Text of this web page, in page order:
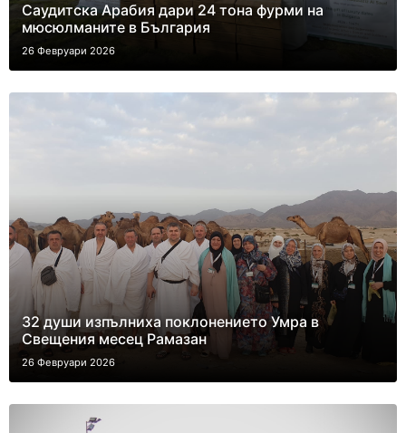
Саудитска Арабия дари 24 тона фурми на
мюсюлманите в България
26 Февруари 2026
32 души изпълниха поклонението Умра в
Свещения месец Рамазан
26 Февруари 2026